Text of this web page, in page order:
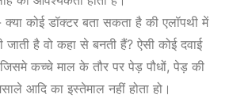
क्या कोई डॉक्टर बता सकता है की एलॉपथी में
जाती है वो कहा से बनती हैं? ऐसी कोई दवाई
कच्चे माल के तौर पर पेड़ पौधों, पेड़ की
आदि का इस्तेमाल नहीं होता हो।